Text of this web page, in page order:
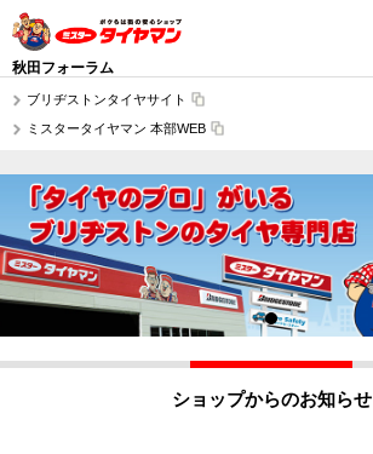
秋田フォーラム
ブリヂストンタイヤサイト
ミスタータイヤマン 本部WEB
ショップからのお知らせ